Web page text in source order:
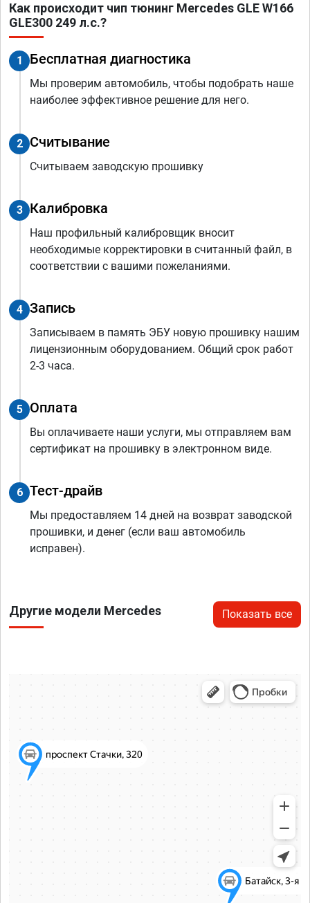
Как происходит чип тюнинг Mercedes GLE W166
GLE300 249 л.с.?
1 Бесплатная диагностика
Мы проверим автомобиль, чтобы подобрать наше
наиболее эффективное решение для него.
2 Считывание
Считываем заводскую прошивку
3 Калибровка
Наш профильный калибровщик вносит
необходимые корректировки в считанный файл, в
соответствии с вашими пожеланиями.
4 Запись
Записываем в память ЭБУ новую прошивку нашим
лицензионным оборудованием. Общий срок работ
2-3 часа.
5 Оплата
Вы оплачиваете наши услуги, мы отправляем вам
сертификат на прошивку в электронном виде.
6 Тест-драйв
Мы предоставляем 14 дней на возврат заводской
прошивки, и денег (если ваш автомобиль
исправен).
Другие модели Mercedes Показать все